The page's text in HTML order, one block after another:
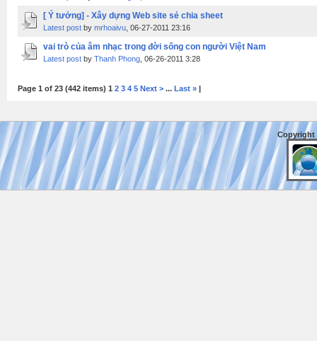
[ Ý tưởng] - Xây dựng Web site sẻ chia sheet
Latest post by mrhoaivu , 06-27-2011 23:16
vai trò của âm nhạc trong đời sống con người Việt Nam
Latest post by Thanh Phong , 06-26-2011 3:28
Page 1 of 23 (442 items) 1 2 3 4 5 Next > ... Last »
Copyright